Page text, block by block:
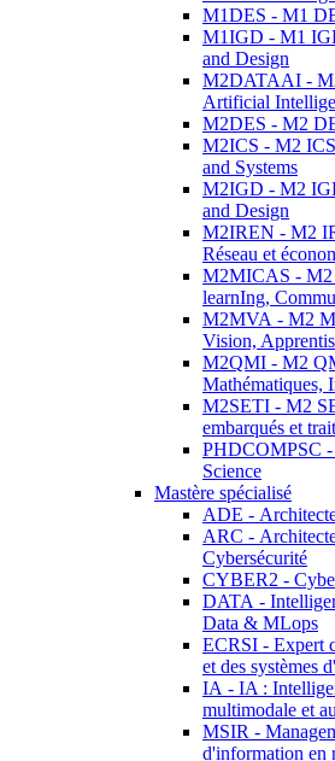
M1DES - M1
M1IGD - M1
and Design
M2DATAAI -
Artificial
M2DES - M2
M2ICS - M2
and Systems
M2IGD - M2
and Design
M2IREN - M2
Réseau et
M2MICAS -
learnIng,
M2MVA - M2
Vision,
M2QMI - M2
Mathématiques,
M2SETI - M2
embarqués et
PHDCOMPSC
Science
Mastère spécialisé
ADE -
ARC -
Cybersécurité
CYBER2 -
DATA -
Data & MLops
ECRSI - Expert
et des systèmes
IA - IA :
multimodale et
MSIR -
d'information en